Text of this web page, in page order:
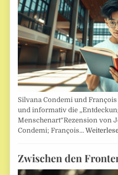
Silvana Condemi und
und informativ die
Menschenart“Rezension von
Condemi; François…
Zwischen den